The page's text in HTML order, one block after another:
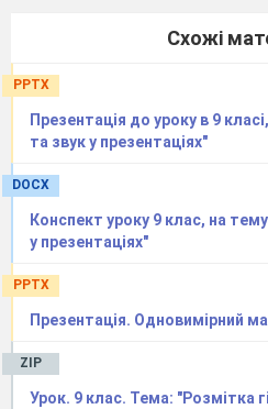
Схожі
PPTX
Презентація до уроку в 9
та звук у презентаціях"
DOCX
Конспект уроку 9 клас, на
у презентаціях"
PPTX
Презентація. Одновимірний
ZIP
Урок. 9 клас. Тема: "Розмітка